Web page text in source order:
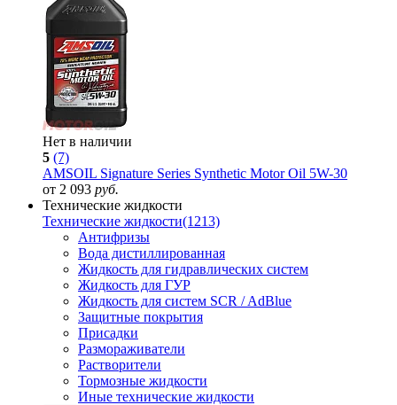
Нет в наличии
5 (7)
AMSOIL Signature Series Synthetic Motor Oil 5W-30
от 2 093 руб.
Технические жидкости
Технические жидкости(1213)
Антифризы
Вода дистиллированная
Жидкость для гидравлических систем
Жидкость для ГУР
Жидкость для систем SCR / AdBlue
Защитные покрытия
Присадки
Размораживатели
Растворители
Тормозные жидкости
Иные технические жидкости